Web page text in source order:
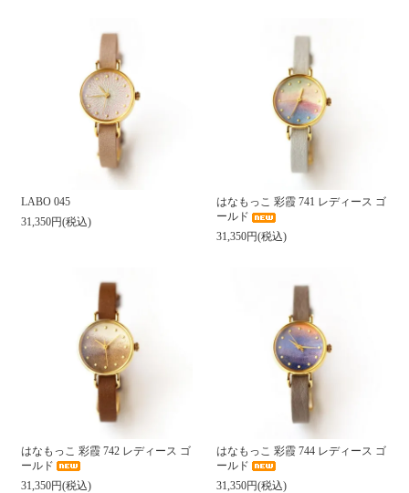
LABO 045
31,350円(税込)
はなもっこ 彩霞 741 レディース ゴ
ールド
31,350円(税込)
はなもっこ 彩霞 742 レディース ゴ
ールド
31,350円(税込)
はなもっこ 彩霞 744 レディース ゴ
ールド
31,350円(税込)